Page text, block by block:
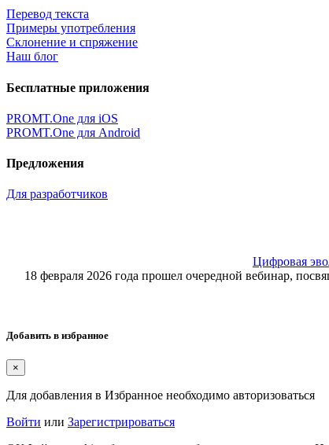
Перевод текста
Примеры употребления
Склонение и спряжение
Наш блог
Бесплатные приложения
PROMT.One для iOS
PROMT.One для Android
Предложения
Для разработчиков
Цифровая
18 февраля 2026 года прошел очередной вебинар,
Добавить в избранное
×
Для добавления в Избранное необходимо авторизоваться
Войти или Зарегистрироваться